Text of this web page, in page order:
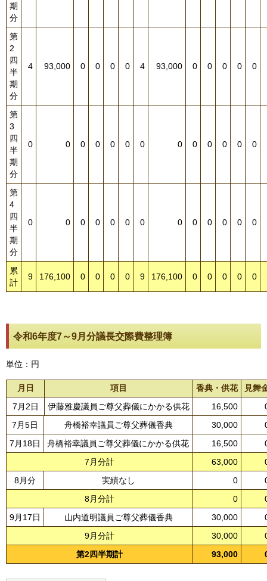
期
分
第
2
四
半
期
分
4 93,000 0 0 0 0 4 93,000 0 0 0 0 0
第
3
四
半
期
分
0 0 0 0 0 0 0 0 0 0 0 0 0
第
4
四
半
期
分
0 0 0 0 0 0 0 0 0 0 0 0 0
累
計
9 176,100 0 0 0 0 9 176,100 0 0 0 0 0
令和6年度7～9月分議長交際費整理簿
単位：円
月日 項目 香典・供花
見舞
7月2日
伊藤雅慶議員ご尊父葬儀にかかる供花 16,500
7月5日
舟橋裕幸議員ご尊父葬儀香典 30,000
7月18日
舟橋裕幸議員ご尊父葬儀にかかる供花 16,500
7月分計
63,000
8月分
実績なし 0
8月分計
0
9月17日
山内道明議員ご尊父葬儀香典 30,000
9月分計
30,000
第2四半期計
93,000